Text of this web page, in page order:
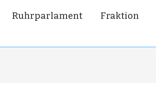
Ruhrparlament Fraktion